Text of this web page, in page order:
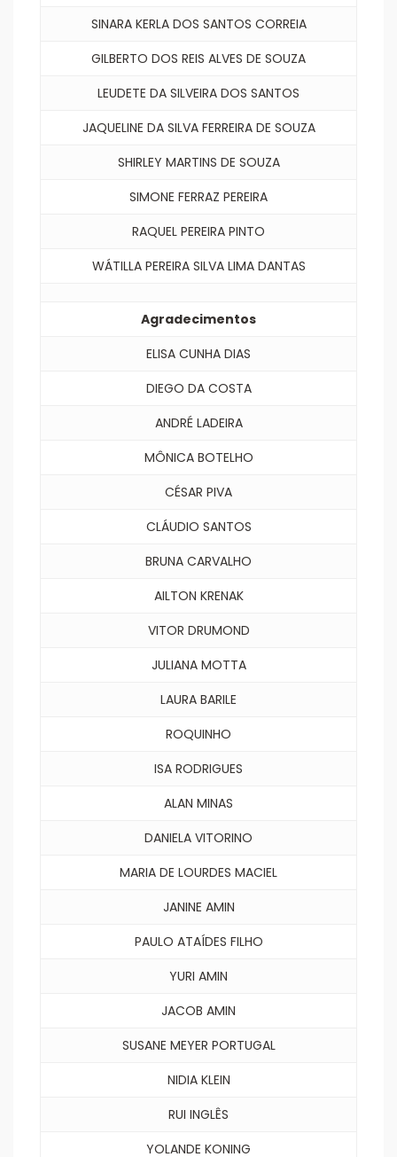
SINARA KERLA DOS SANTOS CORREIA
GILBERTO DOS REIS ALVES DE SOUZA
LEUDETE DA SILVEIRA DOS SANTOS
JAQUELINE DA SILVA FERREIRA DE SOUZA
SHIRLEY MARTINS DE SOUZA
SIMONE FERRAZ PEREIRA
RAQUEL PEREIRA PINTO
WÁTILLA PEREIRA SILVA LIMA DANTAS
Agradecimentos
ELISA CUNHA DIAS
DIEGO DA COSTA
ANDRÉ LADEIRA
MÔNICA BOTELHO
CÉSAR PIVA
CLÁUDIO SANTOS
BRUNA CARVALHO
AILTON KRENAK
VITOR DRUMOND
JULIANA MOTTA
LAURA BARILE
ROQUINHO
ISA RODRIGUES
ALAN MINAS
DANIELA VITORINO
MARIA DE LOURDES MACIEL
JANINE AMIN
PAULO ATAÍDES FILHO
YURI AMIN
JACOB AMIN
SUSANE MEYER PORTUGAL
NIDIA KLEIN
RUI INGLÊS
YOLANDE KONING